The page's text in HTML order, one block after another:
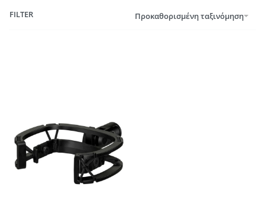
Προκαθορισμένη ταξινόμηση
FILTER